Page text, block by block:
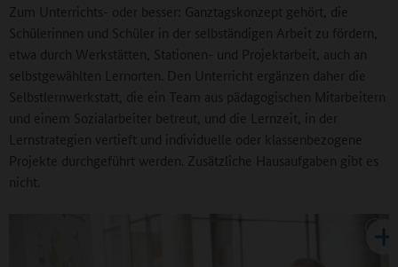
Zum Unterrichts- oder besser: Ganztagskonzept gehört, die
Schülerinnen und Schüler in der selbständigen Arbeit zu fördern,
etwa durch Werkstätten, Stationen- und Projektarbeit, auch an
selbstgewählten Lernorten. Den Unterricht ergänzen daher die
Selbstlernwerkstatt, die ein Team aus pädagogischen Mitarbeitern
und einem Sozialarbeiter betreut, und die Lernzeit, in der
Lernstrategien vertieft und individuelle oder klassenbezogene
Projekte durchgeführt werden. Zusätzliche Hausaufgaben gibt es
nicht.